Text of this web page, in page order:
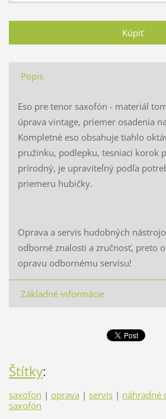
Popis
Eso pre tenor saxofón - materiál
úprava vintage, priemer osadenia
Kompletné eso obsahuje tiahlo
pružinku, podlepku, tesniaci korok
prírodný, je upraviteľný podľa
priemeru hubičky.
Oprava a servis hudobných
odborné znalosti a zručnosť, preto
opravu odbornému servisu!
Základné informácie
Štítky:
saxofon | oprava | servis | náhradné
saxofón